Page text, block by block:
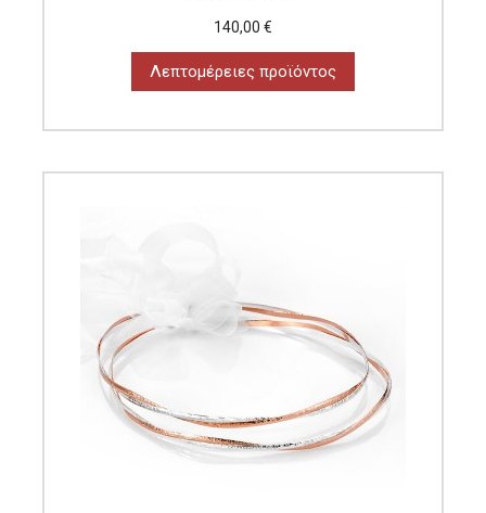
140,00 €
Λεπτομέρειες προϊόντος